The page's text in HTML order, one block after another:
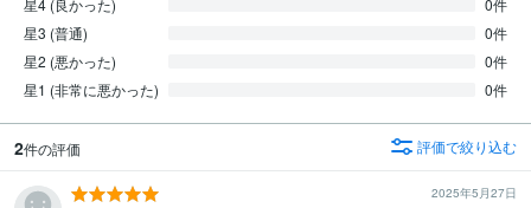
星4 (良かった)
0件
星3 (普通)
0件
星2 (悪かった)
0件
星1 (非常に悪かった)
0件
2件の評価 評価で絞り込む
2025年5月27日